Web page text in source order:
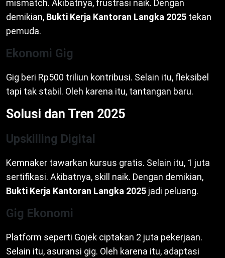
mismatch. Akibatnya, frustrasi naik. Dengan
demikian, Bukti Kerja Kantoran Langka 2025 tekan
pemuda.
Ekonomi Gig
Gig beri Rp500 triliun kontribusi. Selain itu, fleksibel
tapi tak stabil. Oleh karena itu, tantangan baru.
Solusi dan Tren 2025
Upskilling Digital
Kemnaker tawarkan kursus gratis. Selain itu, 1 juta
sertifikasi. Akibatnya, skill naik. Dengan demikian,
Bukti Kerja Kantoran Langka 2025 jadi peluang.
Gig Ekonomi
Platform seperti Gojek ciptakan 2 juta pekerjaan.
Selain itu, asuransi gig. Oleh karena itu, adaptasi